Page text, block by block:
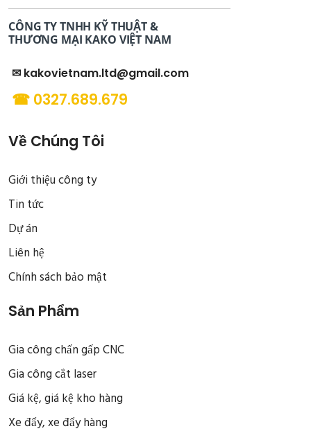
CÔNG TY TNHH KỸ THUẬT &
THƯƠNG MẠI KAKO VIỆT NAM
✉ kakovietnam.ltd@gmail.com
☎ 0327.689.679
Về Chúng Tôi
Giới thiệu công ty
Tin tức
Dự án
Liên hệ
Chính sách bảo mật
Sản Phẩm
Gia công chấn gấp CNC
Gia công cắt laser
Giá kệ, giá kệ kho hàng
Xe đẩy, xe đẩy hàng